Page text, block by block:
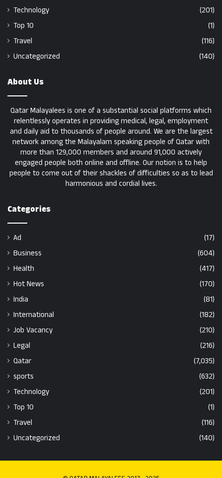
Technology
(201)
Top 10
(1)
Travel
(116)
Uncategorized
(140)
About Us
Qatar Malayalees is one of a substantial social platforms which
relentlessly operates in providing medical, legal, employment
and daily aid to thousands of people around. We are the largest
network among the Malayalam speaking people of Qatar with
more than 129,000 members and around 91,000 actively
engaged people both online and offline. Our notion is to help
people to come out of their shackles of difficulties so as to lead
harmonious and cordial lives.
Categories
Ad
(17)
Business
(604)
Health
(417)
Hot News
(170)
India
(81)
International
(182)
Job Vacancy
(210)
Legal
(216)
Qatar
(7,035)
sports
(632)
Technology
(201)
Top 10
(1)
Travel
(116)
Uncategorized
(140)